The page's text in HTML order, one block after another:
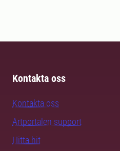
Kontakta oss
Kontakta oss
Artportalen support
Hitta hit